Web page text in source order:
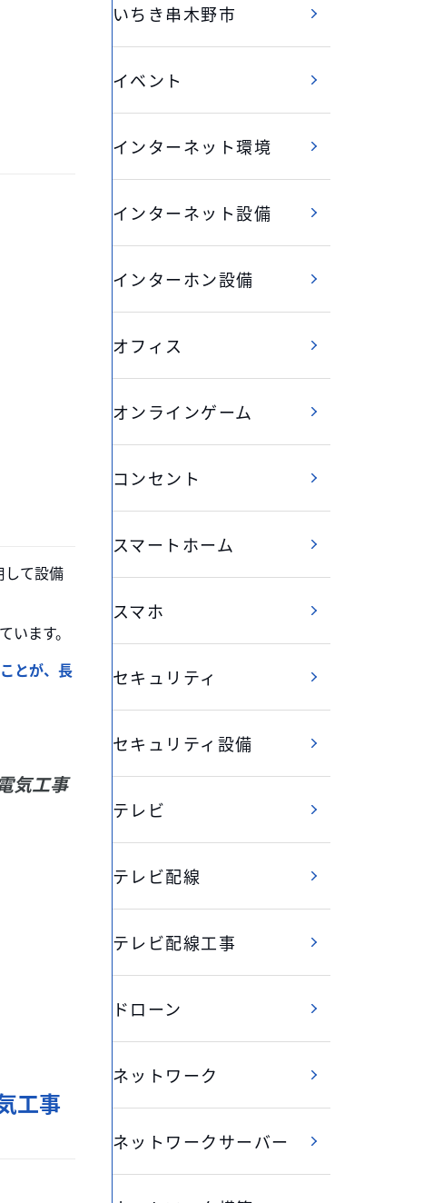
して設備
ます。
とが、長
気工事
工事
いちき串木野市
イベント
インターネット環境
インターネット設備
インターホン設備
オフィス
オンラインゲーム
コンセント
スマートホーム
スマホ
セキュリティ
セキュリティ設備
テレビ
テレビ配線
テレビ配線工事
ドローン
ネットワーク
ネットワークサーバー